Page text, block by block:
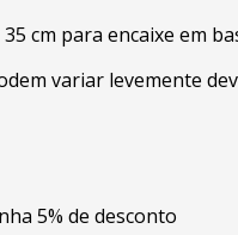
cm para encaixe em
variar levemente
5% de desconto